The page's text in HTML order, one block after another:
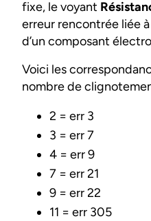
fixe, le voyant
erreur rencontrée liée
d’un composant
Voici les
nombre de
2 = err 3
3 = err 7
4 = err 9
7 = err 21
9 = err 22
11 = err 305